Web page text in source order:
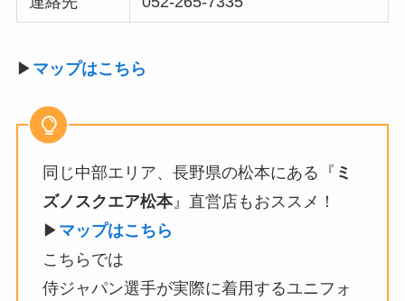
▶ マップはこちら
同じ中部エリア、長野県の松本にある『 ミ
ズノスクエア松本』直営店もおススメ！
▶ マップはこちら
こちらでは
侍ジャパン選手が実際に着用するユニフォ